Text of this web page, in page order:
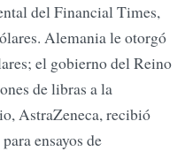
del Financial Times,
Alemania le otorgó
el gobierno del Reino
de libras a la
AstraZeneca, recibió
ensayos de